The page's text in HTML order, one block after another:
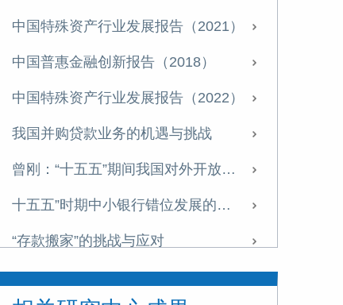
中国特殊资产行业发展报告（2021）
中国普惠金融创新报告（2018）
中国特殊资产行业发展报告（2022）
我国并购贷款业务的机遇与挑战
曾刚：“十五五”期间我国对外开放新格局与商业银行经营策略
十五五”时期中小银行错位发展的战略选择与实施路径
“存款搬家”的挑战与应对
“十五五”金融领域的战略布局与改革路径